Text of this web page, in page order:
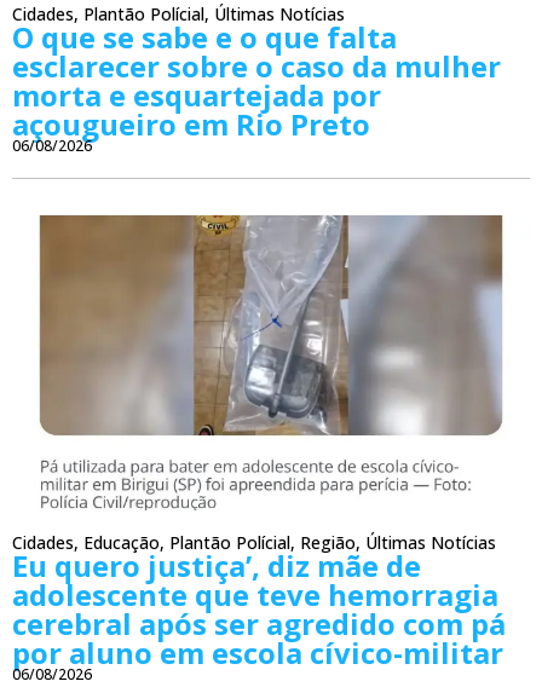
Cidades, Plantão Polícial, Últimas Notícias
O que se sabe e o que falta
esclarecer sobre o caso da mulher
morta e esquartejada por
açougueiro em Rio Preto
06/08/2026
Cidades, Educação, Plantão Polícial, Região, Últimas Notícias
Eu quero justiça’, diz mãe de
adolescente que teve hemorragia
cerebral após ser agredido com pá
por aluno em escola cívico-militar
06/08/2026